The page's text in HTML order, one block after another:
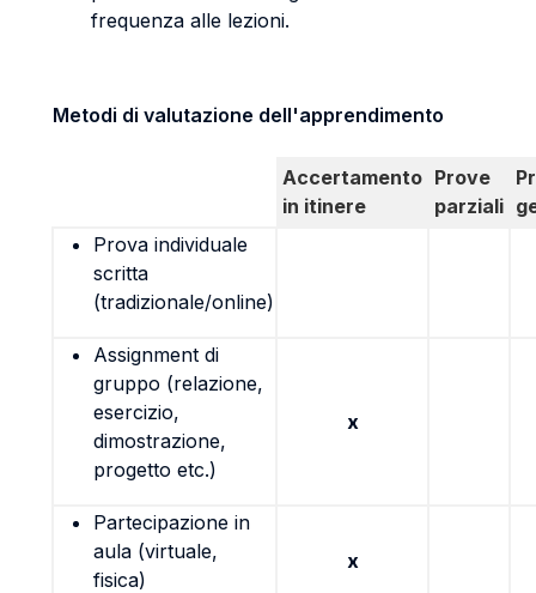
frequenza alle lezioni.
Metodi di valutazione dell'apprendimento
Accertamento
in itinere
Prove
parziali
Prova individuale
scritta
(tradizionale/online)
Assignment di
gruppo (relazione,
esercizio,
dimostrazione,
progetto etc.)
x
Partecipazione in
aula (virtuale,
fisica)
x